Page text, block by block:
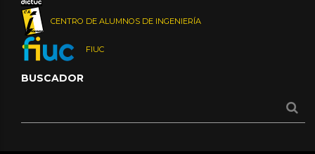
CENTRO DE ALUMNOS DE INGENIERÍA
FIUC
BUSCADOR